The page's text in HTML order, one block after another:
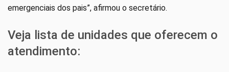
emergenciais dos pais”, afirmou o secretário.
Veja lista de unidades que oferecem o
atendimento: